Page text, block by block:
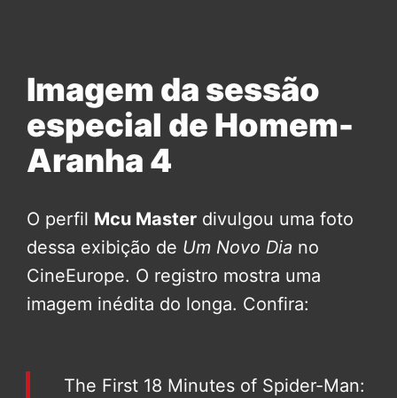
Imagem da sessão
especial de Homem-
Aranha 4
O perfil Mcu Master divulgou uma foto
dessa exibição de Um Novo Dia no
CineEurope. O registro mostra uma
imagem inédita do longa. Confira:
The First 18 Minutes of Spider-Man: